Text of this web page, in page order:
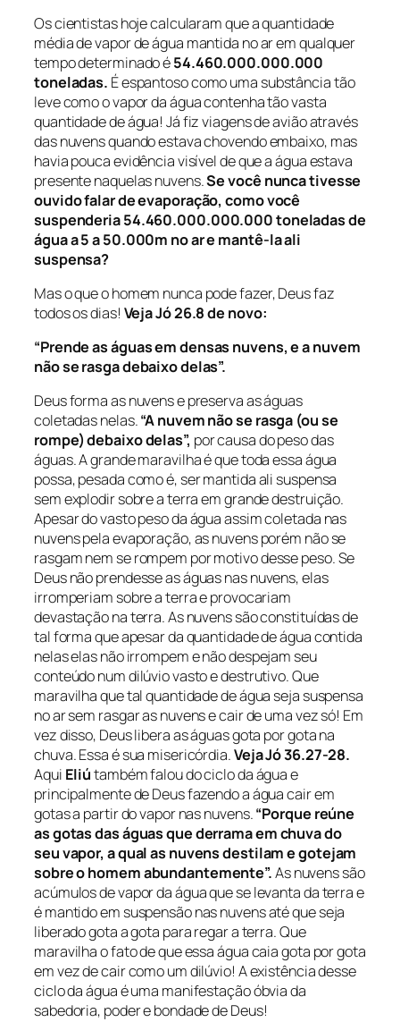
Os cientistas hoje calcularam que a quantidade
média de vapor de água mantida no ar em qualquer
tempo determinado é54.460.000.000.000
toneladas. É espantoso como uma substância tão
leve como o vapor da água contenha tão vasta
quantidade de água! Já fiz viagens de avião através
das nuvens quando estava chovendo embaixo, mas
havia pouca evidência visível de que a água estava
presente naquelas nuvens.Se você nunca tivesse
ouvido falar de evaporação, como você
suspenderia54.460.000.000.000 toneladas de
água a 5 a 50.000m no ar e mantê-la ali
suspensa?
Mas o que o homem nunca pode fazer, Deus faz
todos os dias! Veja Jó 26.8 de novo:
“Prende as águas em densas nuvens, e a nuvem
não se rasga debaixo delas”.
Deus forma as nuvens e preserva as águas
coletadas nelas.“A nuvem não se rasga (ou se
rompe)debaixo delas”, por causa do peso das
águas. A grande maravilha é que toda essa água
possa, pesada como é, ser mantida ali suspensa
sem explodir sobre a terra em grande destruição.
Apesar do vasto peso da água assim coletada nas
nuvens pela evaporação, as nuvens porém não se
rasgam nem se rompem por motivo desse peso. Se
Deus não prendesse as águas nas nuvens, elas
irromperiam sobre a terra e provocariam
devastação na terra. As nuvens são constituídas de
tal forma que apesar da quantidade de água contida
nelas elas não irrompem e não despejam seu
conteúdo num dilúvio vasto e destrutivo. Que
maravilha que tal quantidade de água seja suspensa
no ar sem rasgar as nuvens e cair de uma vez só! Em
vez disso, Deus libera as águas gota por gota na
chuva. Essa é sua misericórdia.Veja Jó 36.27-28.
Aqui Eliútambém falou do ciclo da água e
principalmente de Deus fazendo a água cair em
gotas a partir do vapor nas nuvens.“Porque reúne
as gotas das águas que derrama em chuva do
seu vapor, a qual as nuvens destilam e gotejam
sobre o homem abundantemente”.As nuvens são
acúmulos de vapor da água que se levanta da terra e
é mantido em suspensão nas nuvens até que seja
liberado gota a gota para regar a terra. Que
maravilha o fato de que essa água caia gota por gota
em vez de cair como um dilúvio! A existência desse
ciclo da água é uma manifestação óbvia da
sabedoria, poder e bondade de Deus!